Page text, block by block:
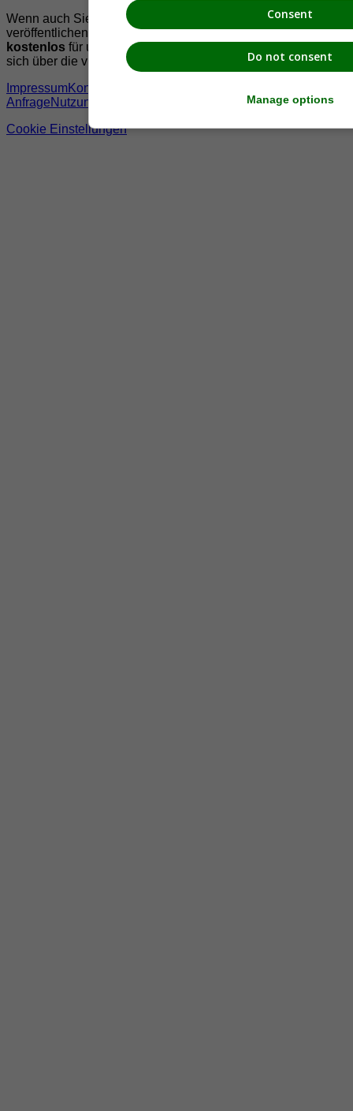
Wenn auch Sie Ihre Informationen auf suedsteiermark.at
veröffentlichen wollen, registrieren Sie sich doch gleich
kostenlos für unserenMitgliederbereich
sich über die vielen
Möglichkeiten
die wir Ihnen bieten
ImpressumKontakt &
AnfrageNutzungsbedingungen Datenschutzerklärung
Cookie Einstellungen
Consent
Do not consent
Manage options